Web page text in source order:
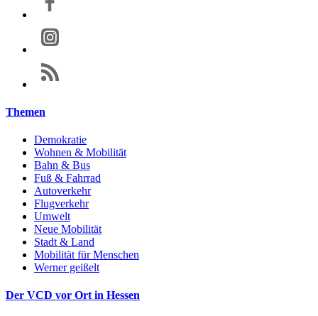
Themen
Demokratie
Wohnen & Mobilität
Bahn & Bus
Fuß & Fahrrad
Autoverkehr
Flugverkehr
Umwelt
Neue Mobilität
Stadt & Land
Mobilität für Menschen
Werner geißelt
Der VCD vor Ort in Hessen